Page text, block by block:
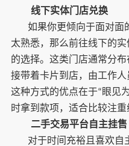
线下实体门店兑换
如果你更倾向于面对面
太熟悉，那么前往线下的
的选择。这类门店通常分
接带着卡片到店，由工作人
这种方式的优点在于“眼见
时拿到款项，适合比较注重
二手交易平台自主挂售
对于时间充裕且喜欢自